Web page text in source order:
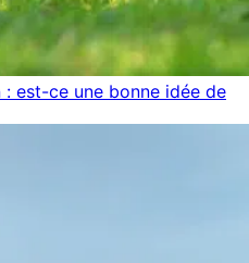
est-ce une bonne idée de